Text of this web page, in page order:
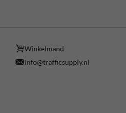
Winkelmand
info@trafficsupply.nl